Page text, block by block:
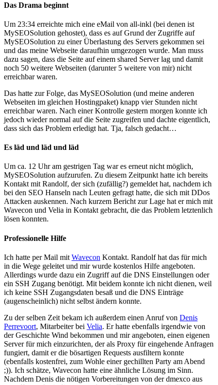
Das Drama beginnt
Um 23:34 erreichte mich eine eMail von all-inkl (bei denen ist
MySEOSolution gehostet), dass es auf Grund der Zugriffe auf
MySEOSolution zu einer Überlastung des Servers gekommen sei
und das meine Webseite daraufhin umgezogen wurde. Man muss
dazu sagen, dass die Seite auf einem shared Server lag und damit
noch 50 weitere Webseiten (darunter 5 weitere von mir) nicht
erreichbar waren.
Das hatte zur Folge, das MySEOSolution (und meine anderen
Webseiten im gleichen Hostingpaket) knapp vier Stunden nicht
erreichbar waren. Nach einer Kontrolle gestern morgen konnte ich
jedoch wieder normal auf die Seite zugreifen und dachte eigentlich,
dass sich das Problem erledigt hat. Tja, falsch gedacht…
Es läd und läd und läd
Um ca. 12 Uhr am gestrigen Tag war es erneut nicht möglich,
MySEOSolution aufzurufen. Zu diesem Zeitpunkt hatte ich bereits
Kontakt mit Randolf, der sich (zufällig?) gemeldet hat, nachdem ich
bei den SEO Hanseln nach Leuten gefragt hatte, die sich mit DDos
Attacken auskennen. Nach kurzem Bericht zur Lage hat er mich mit
Wavecon und Velia in Kontakt gebracht, die das Problem letztenlich
lösen konnten.
Professionelle Hilfe
Ich hatte per Mail mit Wavecon Kontakt. Randolf hat das für mich
in die Wege geleitet und mir wurde kostenlos Hilfe angeboten.
Allerdings wurde dazu ein Zugriff auf die DNS Einstellungen oder
ein SSH Zugang benötigt. Mit beidem konnte ich nicht dienen, weil
ich keine SSH Zugangsdaten besaß und die DNS Einträge
(augenscheinlich) nicht selbst ändern konnte.
Zu der selben Zeit bekam ich außerdem einen Anruf von Denis
Perrevoort, Mitarbeiter bei Velia. Er hatte ebenfalls irgendwie von
der Geschichte Wind bekommen und mir angeboten, einen eigenen
Server für mich einzurichten, der als Proxy für eingehende Anfragen
fungiert, damit er die bösartigen Requests ausfiltern konnte
(ebenfalls kostenfrei, zum Wohle einer gechillten Party am Abend
;)). Ich schätze, Wavecon hatte eine ähnliche Lösung im Sinn.
Nachdem Denis die nötigen Vorbereitungen von der dmexco aus